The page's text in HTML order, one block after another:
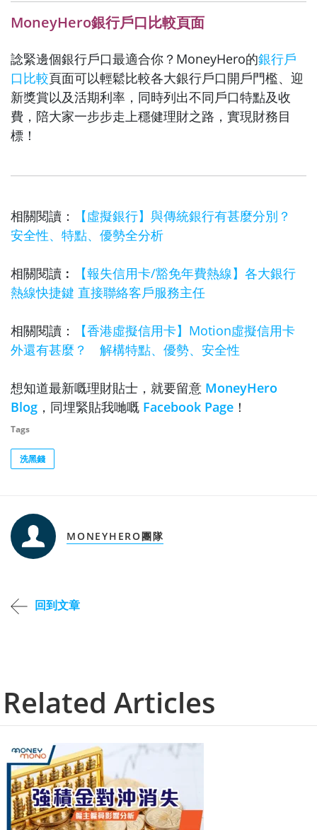
MoneyHero銀行戶口比較頁面
諗緊邊個銀行戶口最適合你？MoneyHero的銀行戶
口比較頁面可以輕鬆比較各大銀行戶口開戶門檻、迎
新獎賞以及活期利率，同時列出不同戶口特點及收
費，陪大家一步步走上穩健理財之路，實現財務目
標！
相關閱讀：
【虛擬銀行】與傳統銀行有甚麼分別？
安全性、特點、優勢全分析
相關閱讀︰
【報失信用卡/豁免年費熱線】各大銀行
熱線快捷鍵 直接聯絡客戶服務主任
相關閱讀：
【香港虛擬信用卡】Motion虛擬信用卡
外還有甚麼？ 解構特點、優勢、安全性
想知道最新嘅理財貼士，就要留意 MoneyHero
Blog ，同埋緊貼我哋嘅 Facebook Page ！
Tags
洗黑錢
MONEYHERO團隊
回到文章
Related Articles